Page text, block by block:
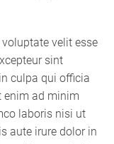
velit esse
sint
culpa qui officia
enim ad minim
laboris nisi ut
aute irure dolor in